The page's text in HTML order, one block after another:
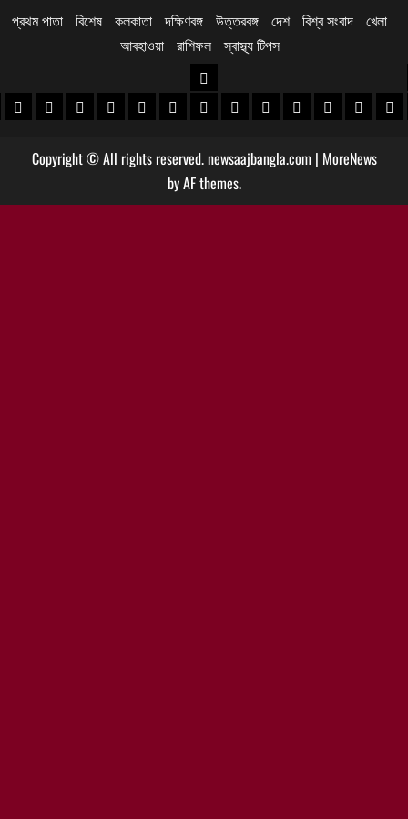
প্রথম পাতা বিশেষ কলকাতা দক্ষিণবঙ্গ উত্তরবঙ্গ দেশ বিশ্ব সংবাদ খেলা
আবহাওয়া
রাশিফল স্বাস্থ্য টিপস
খবর
খবর
পুরুলিয়া খবর
বাঁকুড়া খবরপশ্চিম বর্ধমান খবর
পূর্ব বর্ধমান খবর
বীরভূম খবরমুর্শিদাবাদ খবর
উত্তরবঙ্গ
কোচবিহার নিউজ
আলিপুরদুয়ার খবর
জলপাইগুড়ি খবর
শিলিগুড়ি খবর
উত্তরদক্ষিণ
Copyright © All rights reserved. newsaajbangla.com | MoreNews
by AF themes.